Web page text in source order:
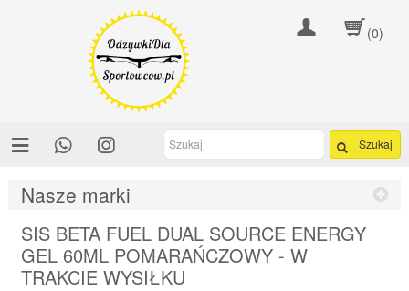
(0)
Szukaj
Nasze marki
SIS BETA FUEL DUAL SOURCE ENERGY
GEL 60ML POMARAŃCZOWY - W
TRAKCIE WYSIŁKU